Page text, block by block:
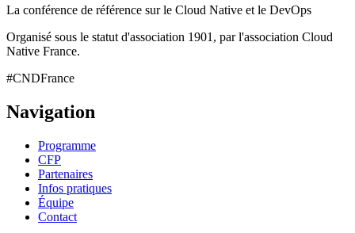
La conférence de référence sur le Cloud Native et le DevOps
Organisé sous le statut d'association 1901, par l'association Cloud
Native France.
#CNDFrance
Navigation
Programme
CFP
Partenaires
Infos pratiques
Équipe
Contact